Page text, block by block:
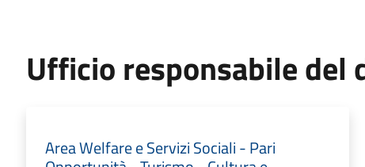
Ufficio responsabile del
Area Welfare e Servizi Sociali - Pari